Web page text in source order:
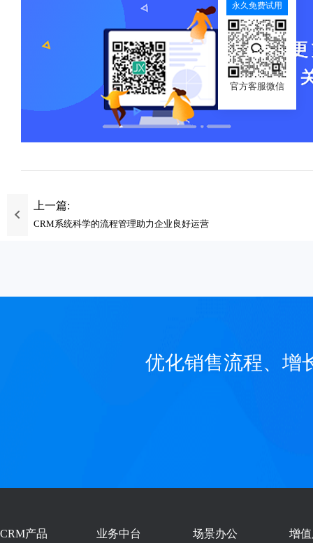
上一篇:
CRM系统科学的流程管理助力企业良好运营
优化销售流程、增
CRM产品 业务中台 场景办公 增
永久免费试用
官方客服微信